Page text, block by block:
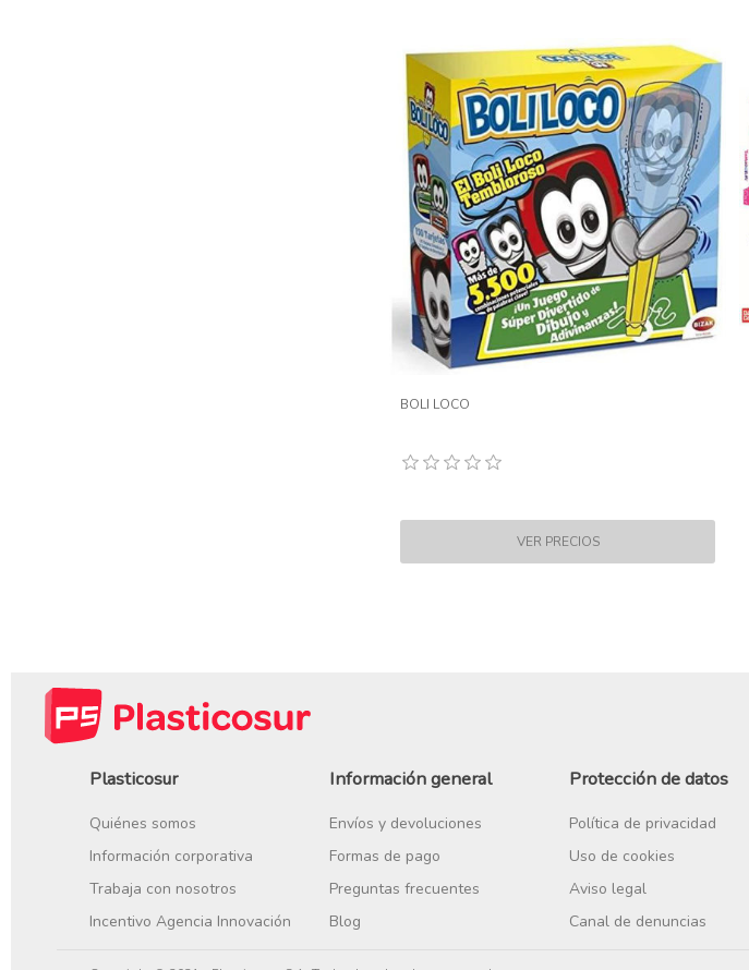
BOLI LOCO
Plasticosur
Quiénes somos
Información corporativa
Trabaja con nosotros
Incentivo Agencia Innovación
Información general
Envíos y devoluciones
Formas de pago
Preguntas frecuentes
Blog
Protección de datos
Política de privacidad
Uso de cookies
Aviso legal
Canal de denuncias